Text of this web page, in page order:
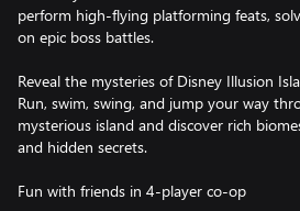
perform high-flying platforming feats,
on epic boss battles.
Reveal the mysteries of Disney Illusion
Run, swim, swing, and jump your way
mysterious island and discover rich
and hidden secrets.
Fun with friends in 4-player co-op